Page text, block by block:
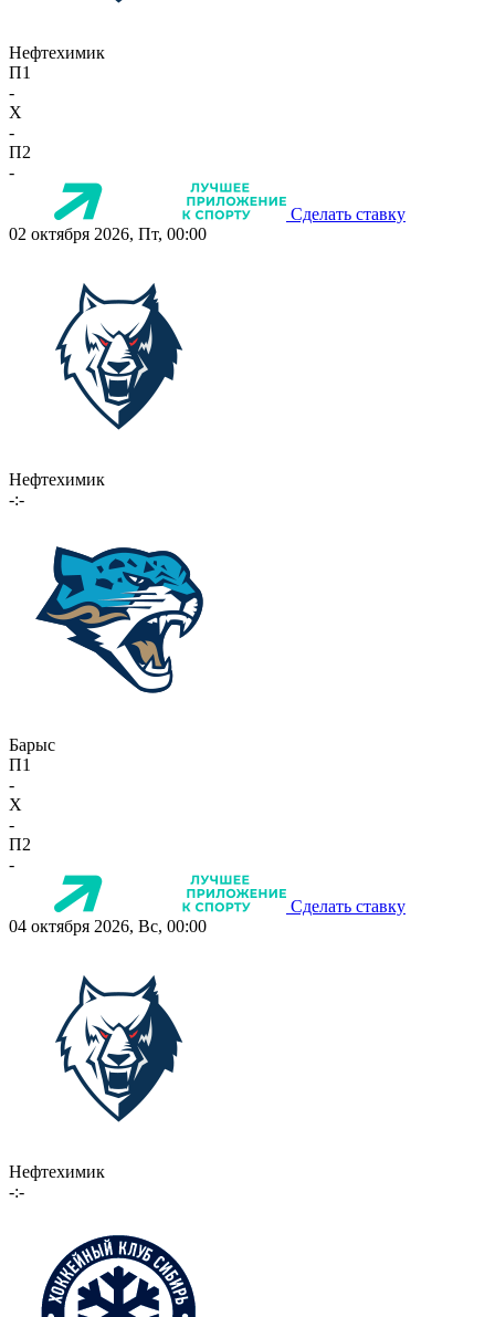
Нефтехимик
П1
-
X
-
П2
-
Сделать ставку
02 октября 2026, Пт, 00:00
Нефтехимик
-:-
Барыс
П1
-
X
-
П2
-
Сделать ставку
04 октября 2026, Вс, 00:00
Нефтехимик
-:-